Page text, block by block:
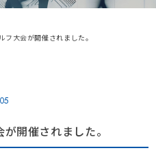
フ大会が開催されました。
開催されました。